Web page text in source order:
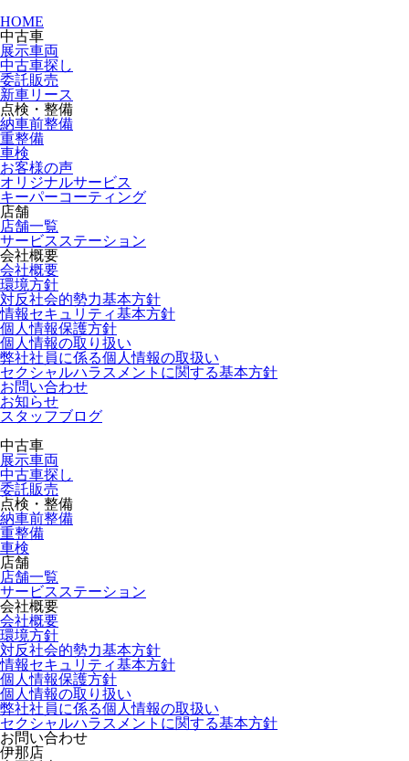
HOME
中古車
展示車両
中古車探し
委託販売
新車リース
点検・整備
納車前整備
重整備
車検
お客様の声
オリジナルサービス
キーパーコーティング
店舗
店舗一覧
サービスステーション
会社概要
会社概要
環境方針
対反社会的勢力基本方針
情報セキュリティ基本方針
個人情報保護方針
個人情報の取り扱い
弊社社員に係る個人情報の取扱い
セクシャルハラスメントに関する基本方針
お問い合わせ
お知らせ
スタッフブログ
中古車
展示車両
中古車探し
委託販売
点検・整備
納車前整備
重整備
車検
店舗
店舗一覧
サービスステーション
会社概要
会社概要
環境方針
対反社会的勢力基本方針
情報セキュリティ基本方針
個人情報保護方針
個人情報の取り扱い
弊社社員に係る個人情報の取扱い
セクシャルハラスメントに関する基本方針
お問い合わせ
伊那店